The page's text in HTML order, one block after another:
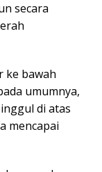
secara
ke bawah
umumnya,
di atas
mencapai